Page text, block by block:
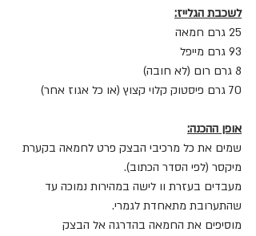
לשכבת הגלייז:
25 גרם חמאה
93 גרם מייפל
8 גרם רום (לא חובה)
70 גרם פיסטוק קלוי קצוץ (או כל אגוז אחר)
אופן ההכנה:
שמים את כל מרכיבי הבצק פרט לחמאה בקערת
מיקסר (לפי הסדר הכתוב).
מעבדים בעזרת וו לישה במהירות נמוכה עד
שהתערובת מתאחדת לגמרי.
מוסיפים את החמאה בהדרגה אל הבצק